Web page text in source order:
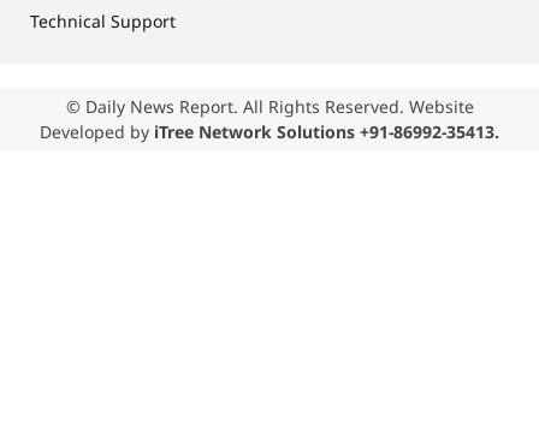
Technical Support
© Daily News Report. All Rights Reserved. Website
Developed by iTree Network Solutions +91-86992-35413.